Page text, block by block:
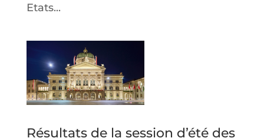
Etats...
Résultats de la session d’été des